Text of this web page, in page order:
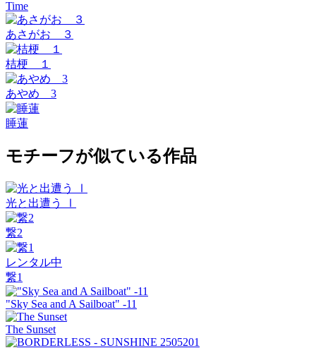
Time
あさがお ３
桔梗 １
あやめ 3
睡蓮
モチーフが似ている作品
光と出遭う Ⅰ
繋2
レンタル中
繋1
"Sky Sea and A Sailboat" -11
The Sunset